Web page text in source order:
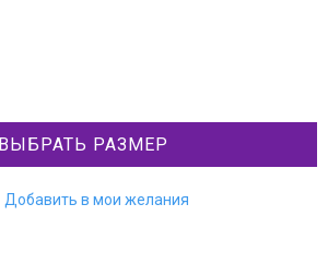
ВЫБРАТЬ РАЗМЕР
Добавить в мои желания